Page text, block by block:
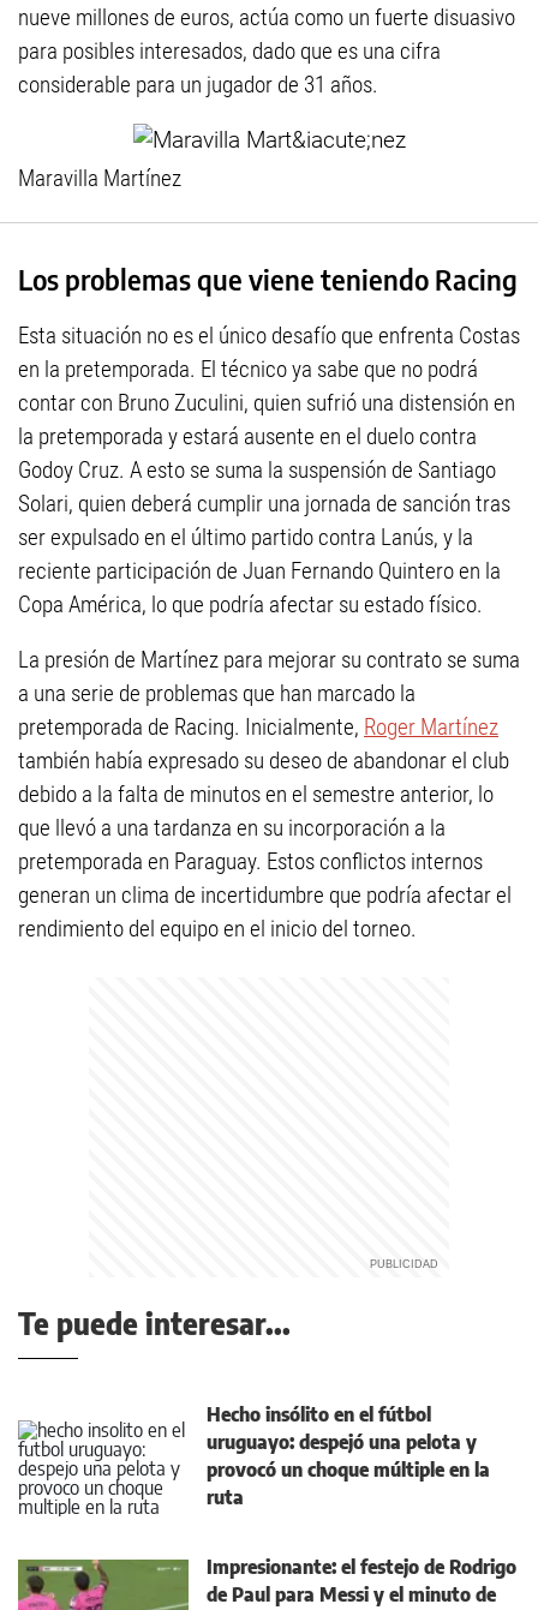
nueve millones de euros, actúa como un fuerte disuasivo
para posibles interesados, dado que es una cifra
considerable para un jugador de 31 años.
Maravilla Martínez
Los problemas que viene teniendo Racing
Esta situación no es el único desafío que enfrenta Costas
en la pretemporada. El técnico ya sabe que no podrá
contar con Bruno Zuculini, quien sufrió una distensión en
la pretemporada y estará ausente en el duelo contra
Godoy Cruz. A esto se suma la suspensión de Santiago
Solari, quien deberá cumplir una jornada de sanción tras
ser expulsado en el último partido contra Lanús, y la
reciente participación de Juan Fernando Quintero en la
Copa América, lo que podría afectar su estado físico.
La presión de Martínez para mejorar su contrato se suma
a una serie de problemas que han marcado la
pretemporada de Racing. Inicialmente, Roger Martínez
también había expresado su deseo de abandonar el club
debido a la falta de minutos en el semestre anterior, lo
que llevó a una tardanza en su incorporación a la
pretemporada en Paraguay. Estos conflictos internos
generan un clima de incertidumbre que podría afectar el
rendimiento del equipo en el inicio del torneo.
Te puede interesar...
Hecho insólito en el fútbol
uruguayo: despejó una pelota y
provocó un choque múltiple en la
ruta
Impresionante: el festejo de Rodrigo
de Paul para Messi y el minuto de